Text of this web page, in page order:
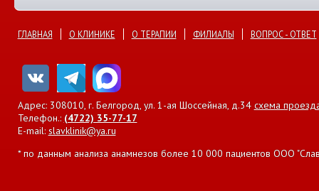
ГЛАВНАЯ О КЛИНИКЕ О ТЕРАПИИ ФИЛИАЛЫ ВОПРОС - ОТВЕТ
Адрес: 308010, г. Белгород, ул. 1-ая Шоссейная, д.34 схема
Телефон.: (4722) 35-77-17
E-mail: slavklinik@ya.ru
* по данным анализа анамнезов более 10 000 пациентов ООО